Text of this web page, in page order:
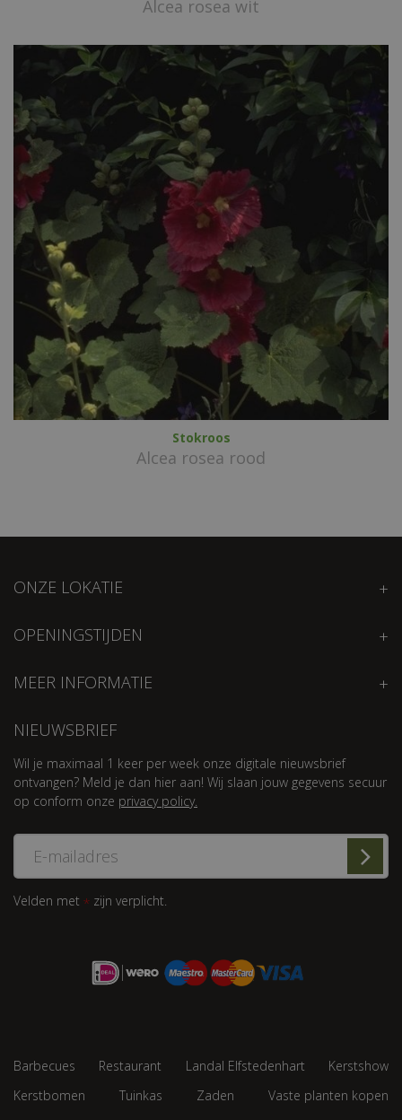
Alcea rosea wit
Stokroos
Alcea rosea rood
ONZE LOKATIE
OPENINGSTIJDEN
MEER INFORMATIE
NIEUWSBRIEF
Wil je maximaal 1 keer per week onze digitale nieuwsbrief
ontvangen? Meld je dan hier aan! Wij slaan jouw gegevens secuur
op conform onze privacy policy.
Velden met * zijn verplicht.
Barbecues Restaurant Landal Elfstedenhart
Kerstshow
Kerstbomen
Tuinkas Zaden
Vaste planten kopen